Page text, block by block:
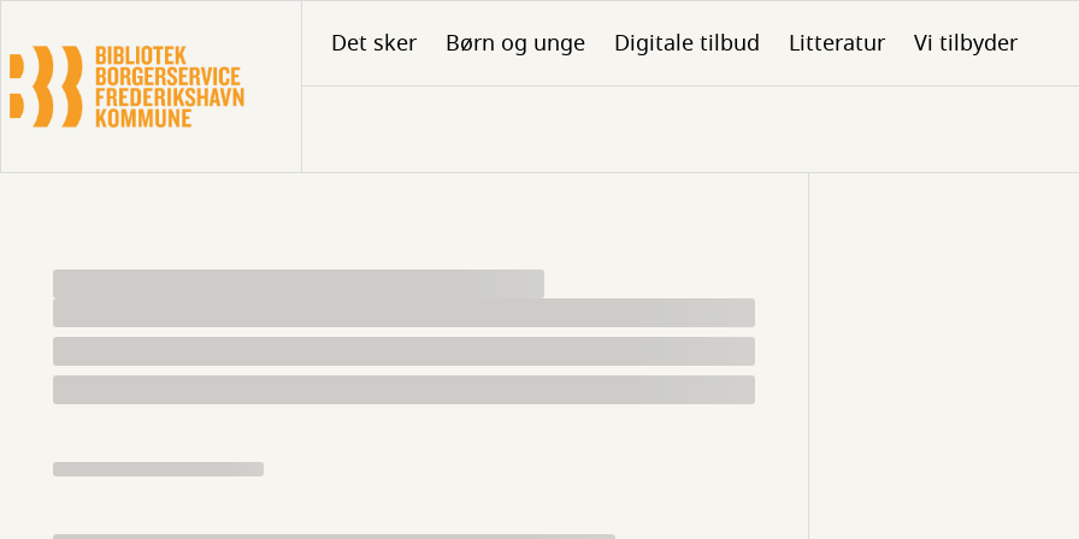
hovedindhold
Det sker Børn og unge Digitale tilbud Litteratur Vi tilbyder